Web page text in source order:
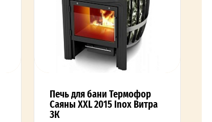
Печь для бани Термофор
Саяны XXL 2015 Inox Витра
ЗК